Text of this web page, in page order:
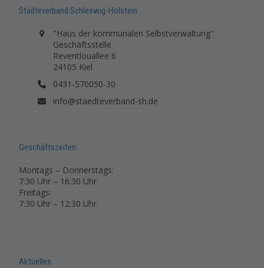
Städteverband Schleswig-Holstein
"Haus der kommunalen Selbstverwaltung"
Geschäftsstelle
Reventlouallee 6
24105 Kiel
0431-570050-30
info@staedteverband-sh.de
Geschäftszeiten:
Montags – Donnerstags:
7:30 Uhr – 16:30 Uhr
Freitags:
7:30 Uhr – 12:30 Uhr
Aktuelles